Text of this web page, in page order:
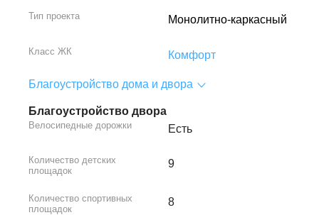
Тип проекта Монолитно-каркасный
Класс ЖК Комфорт
Благоустройство дома и двора
Благоустройство двора
Велосипедные дорожки Есть
Количество детских
площадок
9
Количество спортивных
площадок
8